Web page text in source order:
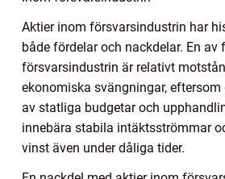
Aktier inom försvarsindustrin har
både fördelar och nackdelar. En av
försvarsindustrin är relativt
ekonomiska svängningar,
av statliga budgetar och
innebära stabila intäktsströmmar
vinst även under dåliga tider.